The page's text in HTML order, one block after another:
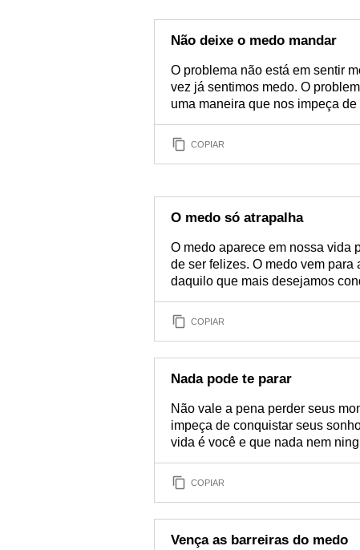
Não deixe o medo mandar
O problema não está em sentir
vez já sentimos medo. O
uma maneira que nos impeça
COPIAR
O medo só atrapalha
O medo aparece em nossa vida
de ser felizes. O medo vem
daquilo que mais desejamos
COPIAR
Nada pode te parar
Não vale a pena perder seus
impeça de conquistar seus
vida é você e que nada nem
COPIAR
Vença as barreiras do medo